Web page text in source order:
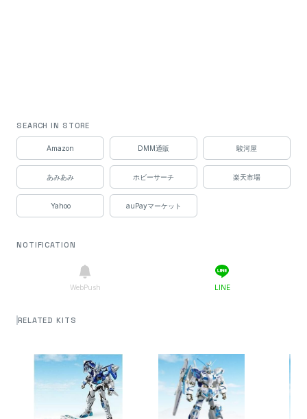
SEARCH IN STORE
Amazon DMM通販 駿河屋
あみあみ ホビーサーチ 楽天市場
Yahoo auPayマーケット
NOTIFICATION
WebPush LINE
RELATED KITS